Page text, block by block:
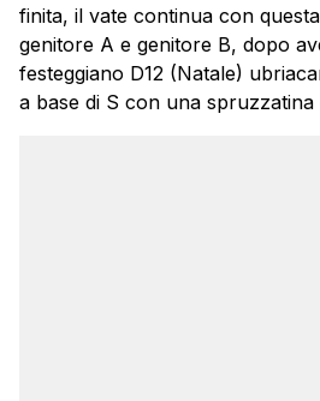
finita, il vate continua con
genitore A e genitore B, dopo
festeggiano D12 (Natale)
a base di S con una spruzzatina